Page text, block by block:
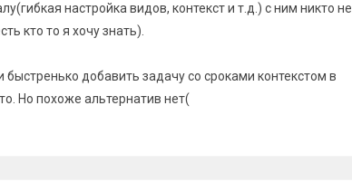
настройка видов, контекст и т.д.) с ним никто не
кто то я хочу знать).
добавить задачу со сроками контекстом в
Но похоже альтернатив нет(